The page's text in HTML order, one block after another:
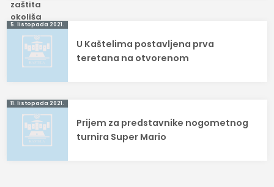
Navigacija
objava
5. listopada 2021.
U Kaštelima postavljena prva
teretana na otvorenom
11. listopada 2021.
Prijem za predstavnike nogometnog
turnira Super Mario